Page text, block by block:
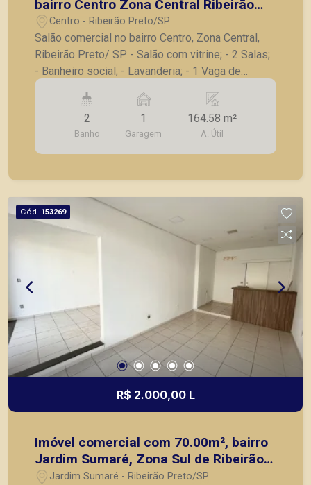
bairro Centro Zona Central Ribeirão
Preto SP.
Centro - Ribeirão Preto/SP
Salão comercial no bairro Centro, Zona Central,
Ribeirão Preto/ SP. - Salão com vitrine; - 2 Salas;
- Banheiro social; - Lavanderia; - 1 Vaga de
garagem. Seja para vender, alugar ou adquirir seu
imóvel entre em contato com a Piramid Imóveis,
a sua imobiliária em Ribeirão Preto.
2
Banho
1
Garagem
164.58 m²
A. Útil
Cód. 153269
R$ 2.000,00 L
Imóvel comercial com 70.00m², bairro
Jardim Sumaré, Zona Sul de Ribeirão
Preto/SP.
Jardim Sumaré - Ribeirão Preto/SP